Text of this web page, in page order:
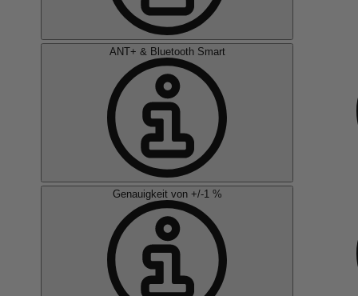
ANT+ & Bluetooth Smart
Genauigkeit von +/-1 %